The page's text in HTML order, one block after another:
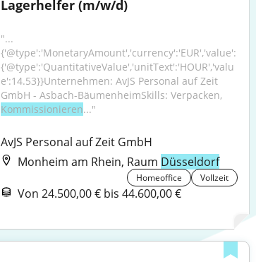
Lagerhelfer (m/w/d)
"...
{'@type':'MonetaryAmount','currency':'EUR','value':
{'@type':'QuantitativeValue','unitText':'HOUR','valu
e':14.53}}Unternehmen: AvJS Personal auf Zeit
Kommissionieren..."
AvJS Personal auf Zeit GmbH
Monheim am Rhein, Raum Düsseldorf
Homeoffice Vollzeit
Von 24.500,00 € bis 44.600,00 €